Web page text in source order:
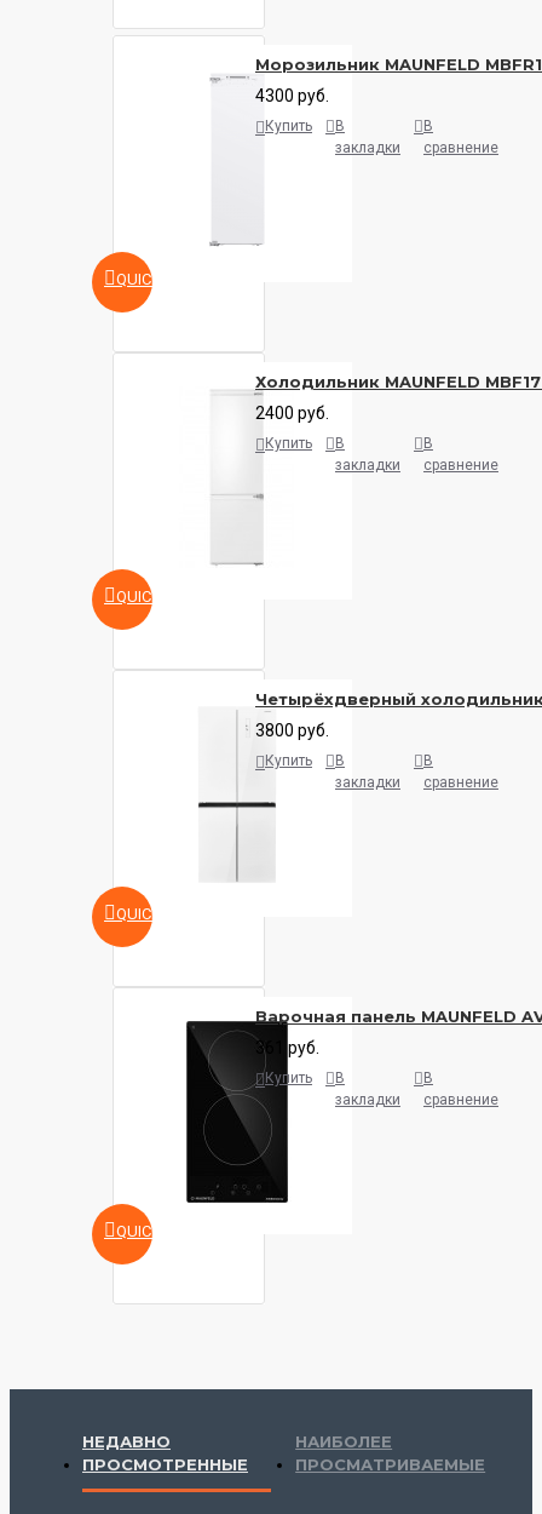
QUICKVIEW
Морозильник MAUNFELD
4300 руб.
Купить
В
закладки
В
сравнение
QUICKVIEW
Холодильник MAUNFELD
2400 руб.
Купить
В
закладки
В
сравнение
QUICKVIEW
Четырёхдверный холодильник
3800 руб.
Купить
В
закладки
В
сравнение
QUICKVIEW
Варочная панель MAUNFELD
361 руб.
Купить
В
закладки
В
сравнение
НЕДАВНО
ПРОСМОТРЕННЫЕ
НАИБОЛЕЕ
ПРОСМАТРИВАЕМЫЕ